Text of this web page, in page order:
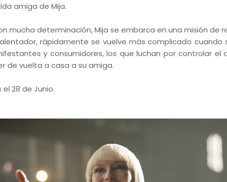
amiga de Mija.
mucha determinación, Mija se embarca en una misión de
rápidamente se vuelve más complicado cuando
y consumidores, los que luchan por controlar el
de vuelta a casa a su amiga.
28 de Junio.